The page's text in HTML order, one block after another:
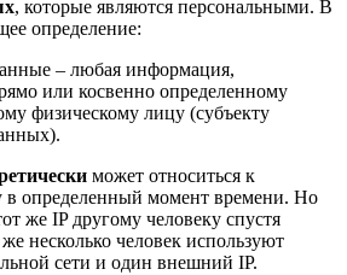
, которые являются персональными. В
определение:
– любая информация,
или косвенно определенному
физическому лицу (субъекту
может относиться к
в определенный момент времени. Но
же IP другому человеку спустя
несколько человек используют
сети и один внешний IP.